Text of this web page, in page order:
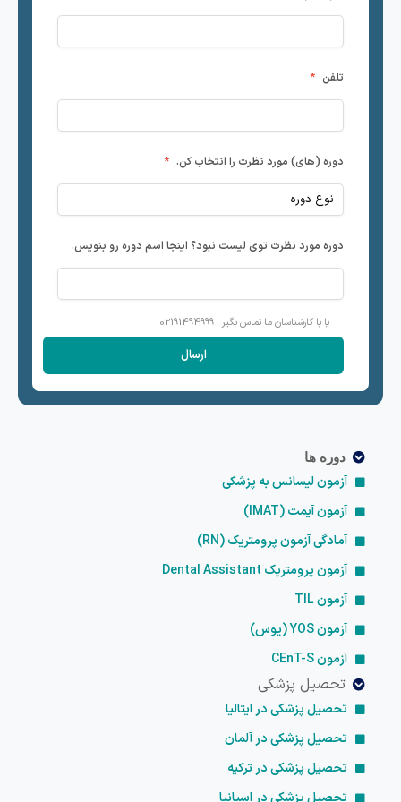
دوره (های) مورد نظرت را انتخاب کن. *
دوره مورد نظرت توی لیست نبود؟ اینجا اسم دوره رو بنویس.
یا با کارشناسان ما تماس بگیر : 02191494999
دوره ها
آزمون لیسانس به پزشکی
آزمون آیمت (IMAT)
آمادگی آزمون پرومتریک (RN)
آزمون پرومتریک Dental Assistant
آزمون TIL
آزمون YOS (یوس)
آزمون CEnT-S
تحصیل پزشکی
تحصیل پزشکی در ایتالیا
تحصیل پزشکی در آلمان
تحصیل پزشکی در ترکیه